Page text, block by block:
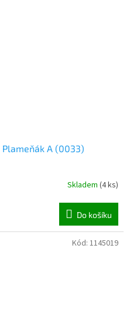
A (0033)
Skladem (4 ks)
Do košíku
Kód: 1145019